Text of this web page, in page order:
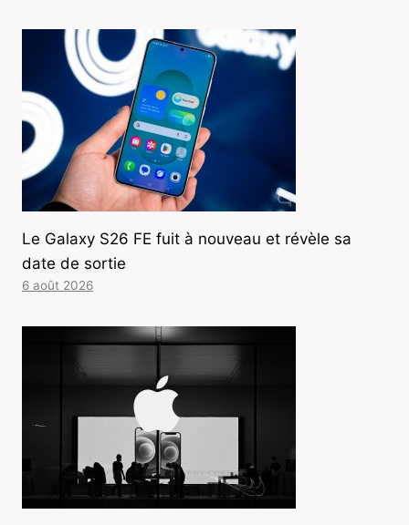
Le Galaxy S26 FE fuit à nouveau et révèle sa
date de sortie
6 août 2026